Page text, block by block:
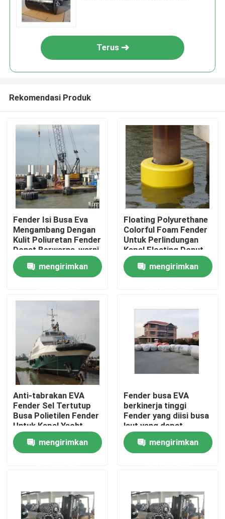
Rumah
Produk
Tur Pabrik
Kontrol kualitas
Hubungi kami
Berita
kasus
Fender Pneumatik Hidro
Terus
Rekomendasi Produk
Fender Isi Busa Eva
Mengambang Dengan
Kulit Poliuretan Fender
Donat Berwarna-warni
Laut
mengirimkan
Floating Polyurethane
Colorful Foam Fender
Untuk Perlindungan
Kapal Floating Donut
Fender
mengirimkan
Anti-tabrakan EVA
Fender Sel Tertutup
Busa Polietilen Fender
Untuk Kapal Yacht
mengirimkan
Fender busa EVA
berkinerja tinggi
Fender yang diisi busa
laut yang dapat
disesuaikan
sepenuhnyamengirimkan